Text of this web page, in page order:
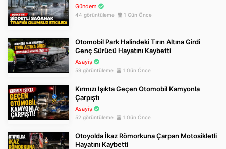
Gündem
44 görüntüleme 1 Gün Önce
Otomobil Park Halindeki Tırın Altına Girdi
Genç Sürücü Hayatını Kaybetti
Asayiş
59 görüntüleme 1 Gün Önce
Kırmızı Işıkta Geçen Otomobil Kamyonla
Çarpıştı
Asayiş
52 görüntüleme 1 Gün Önce
Otoyolda İkaz Römorkuna Çarpan Motosikletli
Hayatını Kaybetti